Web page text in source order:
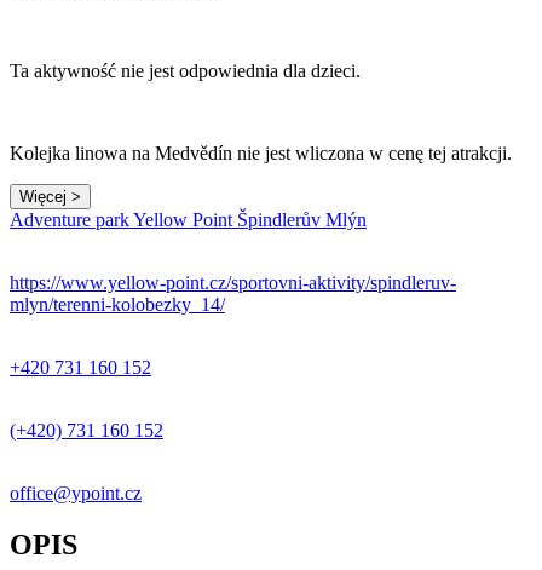
Ta aktywność nie jest odpowiednia dla dzieci.
Kolejka linowa na Medvědín nie jest wliczona w cenę tej atrakcji.
Więcej >
Adventure park Yellow Point Špindlerův Mlýn
https://www.yellow-point.cz/sportovni-aktivity/spindleruv-
mlyn/terenni-kolobezky_14/
+420 731 160 152
(+420) 731 160 152
office@ypoint.cz
OPIS